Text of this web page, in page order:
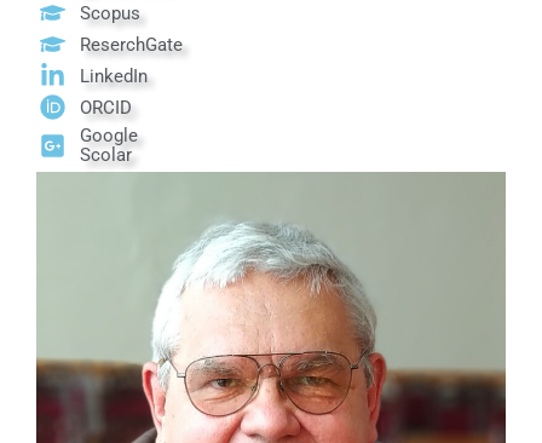
Scopus
ReserchGate
LinkedIn
ORCID
Google
Scolar